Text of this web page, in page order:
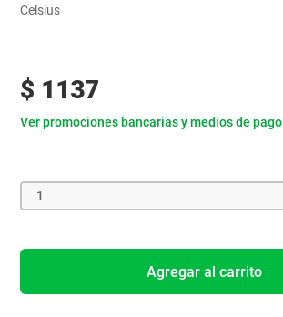
Celsius
$ 1137
Ver promociones bancarias y medios de pago
1
Agregar al carrito